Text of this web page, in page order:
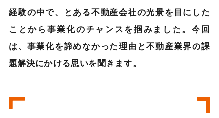
経験の中で、とある不動産会社の光景を目にした
ことから事業化のチャンスを掴みました。今回
は、事業化を諦めなかった理由と不動産業界の課
題解決にかける思いを聞きます。